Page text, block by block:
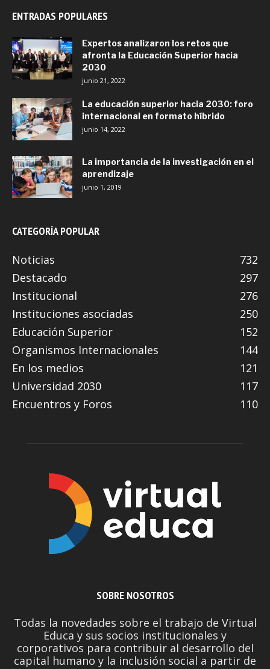
ENTRADAS POPULARES
Expertos analizaron los retos que
afronta la Educación Superior hacia
2030
junio 21, 2022
La educación superior hacia 2030: foro
internacional en formato híbrido
junio 14, 2022
La importancia de la investigación en el
aprendizaje
junio 1, 2019
CATEGORÍA POPULAR
Noticias
732
Destacado
297
Institucional
276
Instituciones asociadas
250
Educación Superior
152
Organismos Internacionales
144
En los medios
121
Universidad 2030
117
Encuentros y Foros
110
SOBRE NOSOTROS
Todas la novedades sobre el trabajo de Virtual
Educa y sus socios institucionales y
corporativos para contribuir al desarrollo del
capital humano y la inclusión social a partir de